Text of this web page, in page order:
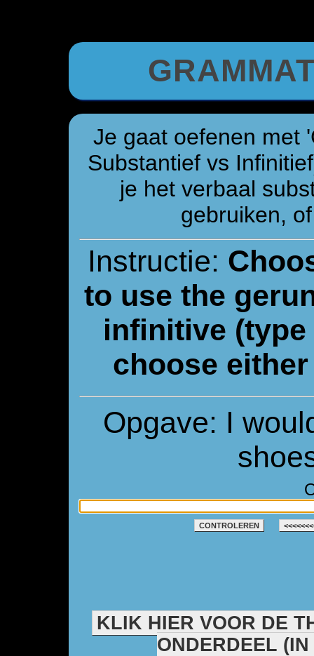
Je gaat oefenen met
Substantief vs
je het verbaal
gebruiken,
Instructie:
to use the
infinitive
choose
Opgave: I
CONTROLEREN
KLIK HIER VOOR DE
ONDERDEEL